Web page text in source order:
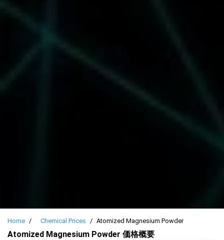
Home Chemical Prices Atomized Magnesium Powder
Atomized Magnesium Powder 価格概要